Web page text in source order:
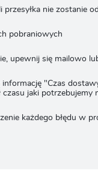
przesyłka nie
pobraniowych
upewnij się mailowo
informację "Czas
czasu jaki
każdego błędu w